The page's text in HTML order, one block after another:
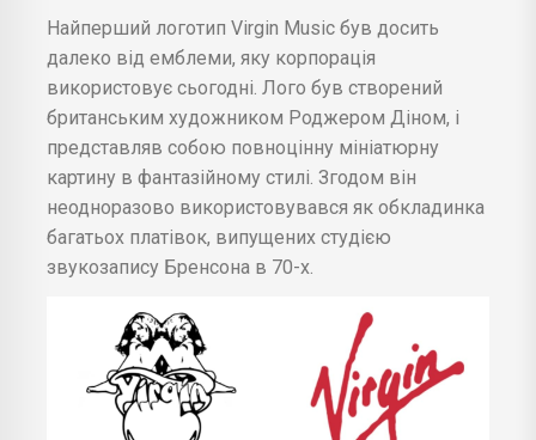
Найперший логотип Virgin Music був досить
далеко від емблеми, яку корпорація
використовує сьогодні. Лого був створений
британським художником Роджером Діном, і
представляв собою повноцінну мініатюрну
картину в фантазійному стилі. Згодом він
неодноразово використовувався як обкладинка
багатьох платівок, випущених студією
звукозапису Бренсона в 70-х.